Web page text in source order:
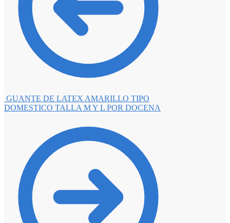
GUANTE DE LATEX AMARILLO TIPO
DOMESTICO TALLA M Y L POR DOCENA